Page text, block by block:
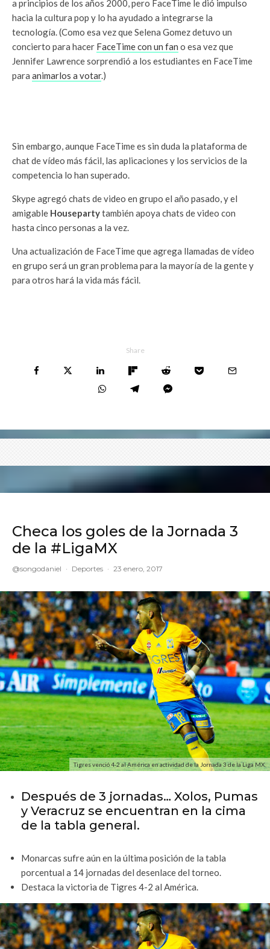
a principios de los años 2000, pero FaceTime le dió impulso
hacia la cultura pop y lo ha ayudado a integrarse la
tecnología. (Como esa vez que Selena Gomez detuvo un
concierto para hacer FaceTime con un fan o esa vez que
Jennifer Lawrence sorprendió a los estudiantes en FaceTime
para animarlos a votar.)
Sin embargo, aunque FaceTime es sin duda la plataforma de
chat de vídeo más fácil, las aplicaciones y los servicios de la
competencia lo han superado.
Skype agregó chats de video en grupo el año pasado, y el
amigable Housepartytambién apoya chats de video con
hasta cinco personas a la vez.
Una actualización de FaceTime que agrega llamadas de vídeo
en grupo será un gran problema para la mayoría de la gente y
para otros hará la vida más fácil.
Share
Checa los goles de la Jornada 3
de la #LigaMX
@songodaniel · Deportes · 23 enero, 2017
Tigres venció 4-2 al América en actividad de la Jornada 3 de la Liga MX.
Después de 3 jornadas… Xolos, Pumas
y Veracruz se encuentran en la cima
de la tabla general.
Monarcas sufre aún en la última posición de la tabla
porcentual a 14 jornadas del desenlace del torneo.
Destaca la victoria de Tigres 4-2 al América.